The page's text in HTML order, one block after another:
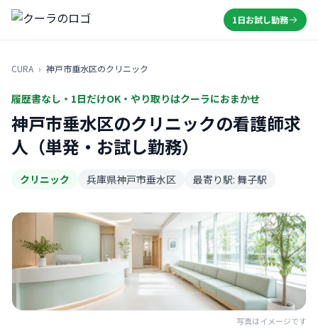
1日お試し勤務
CURA › 神戸市垂水区のクリニック
履歴書なし・1日だけOK・やり取りはクーラにおまかせ
神戸市垂水区のクリニックの看護師求
人（単発・お試し勤務）
クリニック 兵庫県神戸市垂水区 最寄り駅: 舞子駅
写真はイメージです